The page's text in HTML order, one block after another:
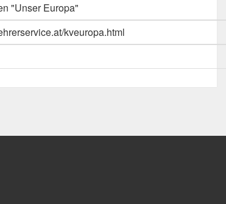
"Unser Europa"
kveuropa.html